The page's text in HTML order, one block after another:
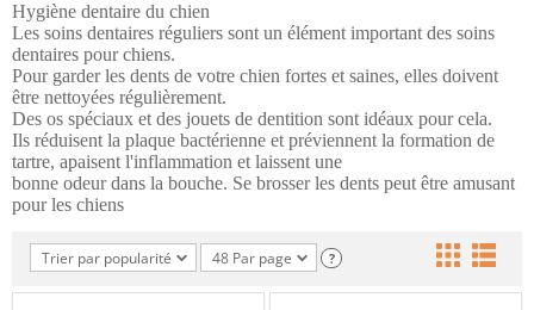
Hygiène dentaire du chien
Les soins dentaires réguliers sont un élément important des soins
dentaires pour chiens.
Pour garder les dents de votre chien fortes et saines, elles doivent
être nettoyées régulièrement.
Des os spéciaux et des jouets de dentition sont idéaux pour cela.
Ils réduisent la plaque bactérienne et préviennent la formation de
tartre, apaisent l'inflammation et laissent une
bonne odeur dans la bouche. Se brosser les dents peut être amusant
pour les chiens
Trier par popularité 48 Par page ?